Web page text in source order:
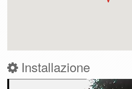
Installazione